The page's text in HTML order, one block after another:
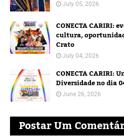
July 05, 2026
CONECTA CARIRI:
cultura,
Crato
July 04, 2026
CONECTA CARIRI:
Diversidade no dia
June 26, 2026
Postar Um